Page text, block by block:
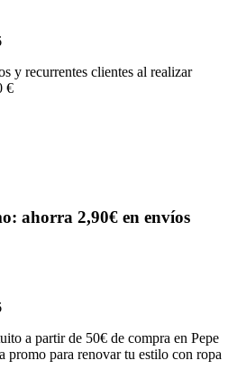
y recurrentes clientes al realizar
€
ahorra 2,90€ en envíos
a partir de 50€ de compra en Pepe
promo para renovar tu estilo con ropa